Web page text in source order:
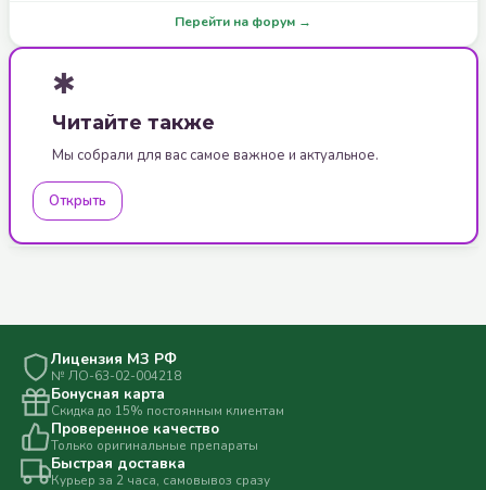
Перейти на форум →
✱
Читайте также
Мы собрали для вас самое важное и актуальное.
Открыть
Лицензия МЗ РФ
№ ЛО-63-02-004218
Бонусная карта
Скидка до 15% постоянным клиентам
Проверенное качество
Только оригинальные препараты
Быстрая доставка
Курьер за 2 часа, самовывоз сразу